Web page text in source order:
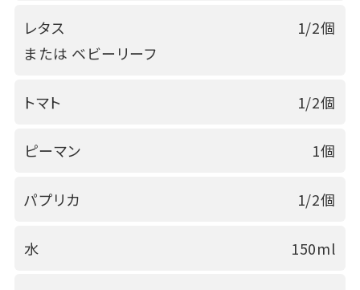
レタス
または ベビーリーフ
1/2個
トマト 1/2個
ピーマン 1個
パプリカ 1/2個
水 150ml